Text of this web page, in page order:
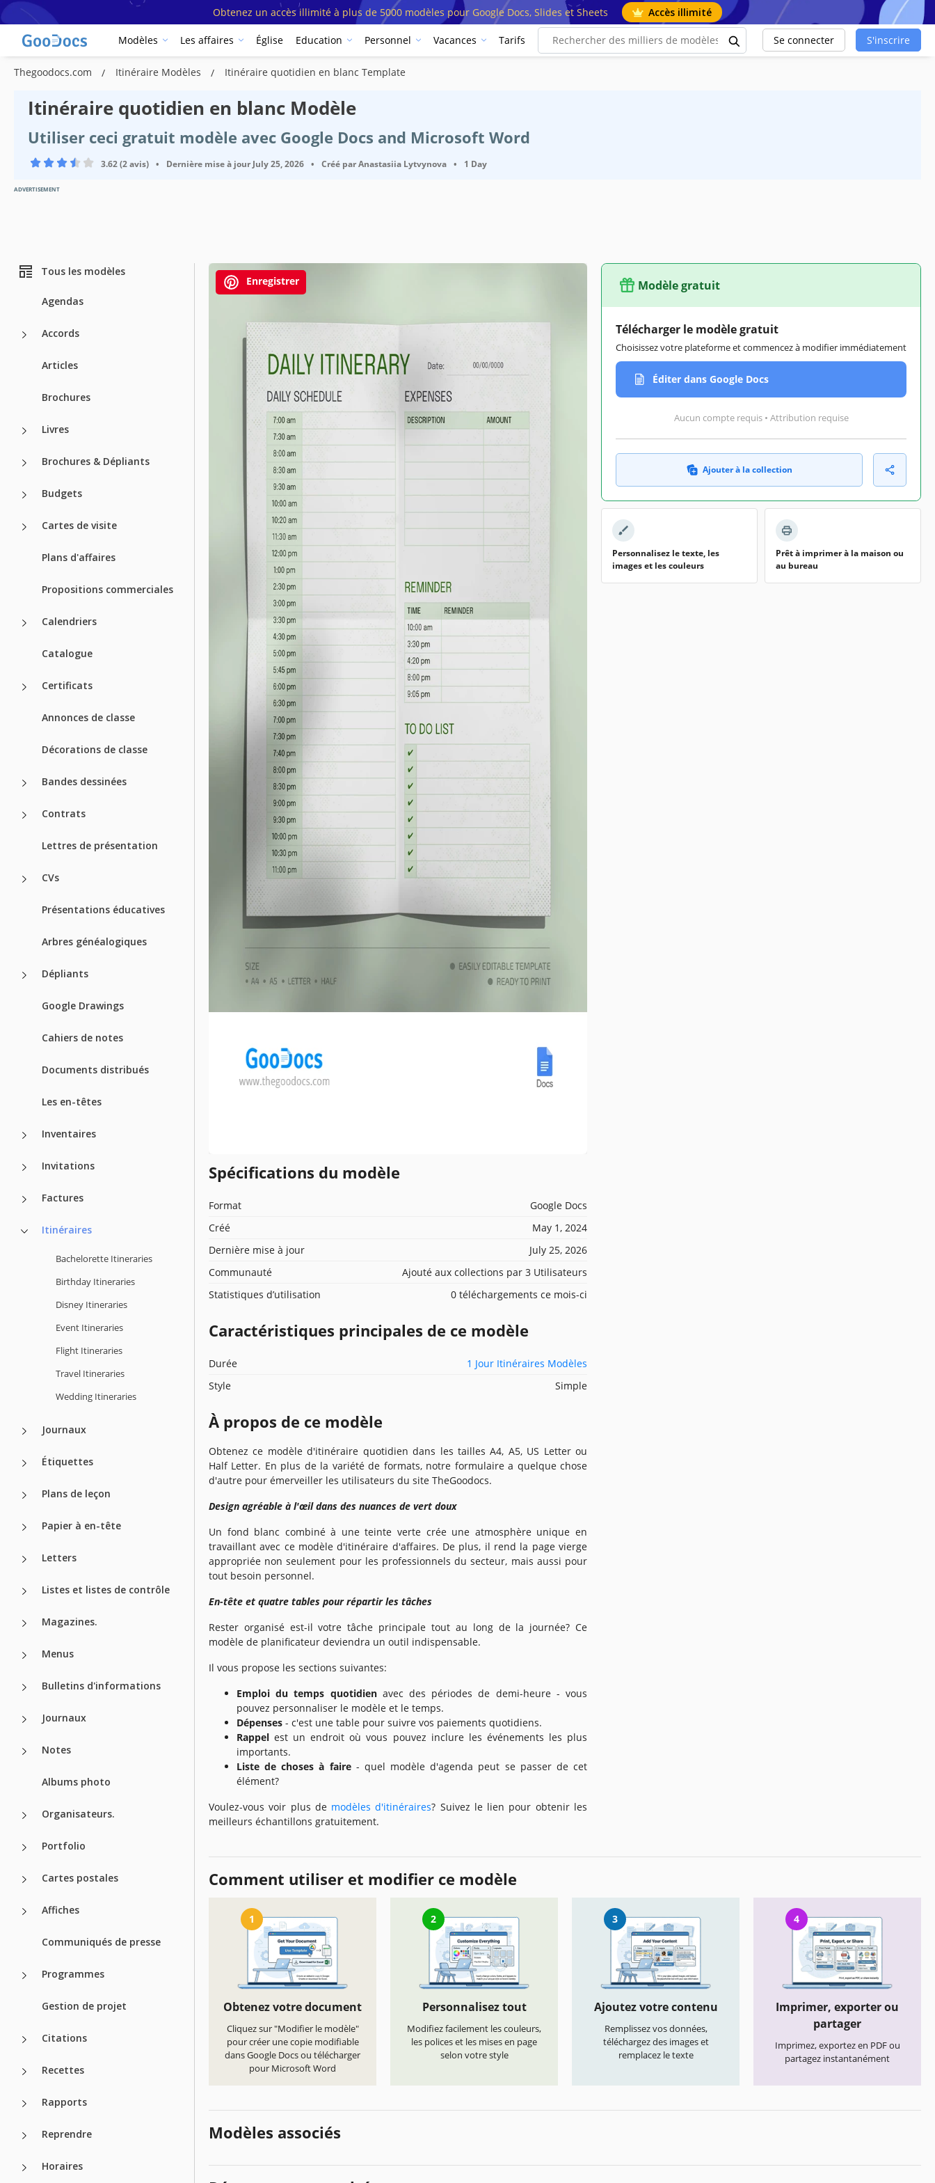
Obtenez un accès illimité à plus de 5000 modèles pour Google Docs, Slides et Sheets Accès illimité
Modèles Les affaires Église Education Personnel Vacances Tarifs Se connecter S'inscrire
Thegoodocs.com Itinéraire Modèles Itinéraire quotidien en blanc Template
Itinéraire quotidien en blanc Modèle
Utiliser ceci gratuit modèle avec Google Docs and Microsoft Word
3.62 (2 avis) • Dernière mise à jour July 25, 2026 • Créé parAnastasiia Lytvynova • 1 Day
ADVERTISEMENT
Tous les modèles
Agendas
Accords
Articles
Brochures
Livres
Brochures & Dépliants
Budgets
Cartes de visite
Plans d'affaires
Propositions commerciales
Calendriers
Catalogue
Certificats
Annonces de classe
Décorations de classe
Bandes dessinées
Contrats
Lettres de présentation
CVs
Présentations éducatives
Arbres généalogiques
Dépliants
Google Drawings
Cahiers de notes
Documents distribués
Les en-têtes
Inventaires
Invitations
Factures
Itinéraires
Bachelorette Itineraries
Birthday Itineraries
Disney Itineraries
Event Itineraries
Flight Itineraries
Travel Itineraries
Wedding Itineraries
Journaux
Étiquettes
Plans de leçon
Papier à en-tête
Letters
Listes et listes de contrôle
Magazines.
Menus
Bulletins d'informations
Journaux
Notes
Albums photo
Organisateurs.
Portfolio
Cartes postales
Affiches
Communiqués de presse
Programmes
Gestion de projet
Citations
Recettes
Rapports
Reprendre
Horaires
Enregistrer
Spécifications du modèle
Format
Google Docs
Créé
May 1, 2024
Dernière mise à jour
July 25, 2026
Communauté
Ajouté aux collections par 3 Utilisateurs
Statistiques d’utilisation
0 téléchargements ce mois-ci
Caractéristiques principales de ce modèle
Durée
1 Jour Itinéraires Modèles
Style
Simple
À propos de ce modèle
Obtenez ce modèle d'itinéraire quotidien dans les tailles A4, A5, US Letter ou
Half Letter. En plus de la variété de formats, notre formulaire a quelque chose
d'autre pour émerveiller les utilisateurs du site TheGoodocs.
Design agréable à l'œil dans des nuances de vert doux
Un fond blanc combiné à une teinte verte crée une atmosphère unique en
travaillant avec ce modèle d'itinéraire d'affaires. De plus, il rend la page vierge
appropriée non seulement pour les professionnels du secteur, mais aussi pour
tout besoin personnel.
En-tête et quatre tables pour répartir les tâches
Rester organisé est-il votre tâche principale tout au long de la journée? Ce
modèle de planificateur deviendra un outil indispensable.
Il vous propose les sections suivantes:
Emploi du temps quotidienavec des périodes de demi-heure - vous
pouvez personnaliser le modèle et le temps.
Dépenses - c'est une table pour suivre vos paiements quotidiens.
Rappel est un endroit où vous pouvez inclure les événements les plus
importants.
Liste de choses à faire- quel modèle d'agenda peut se passer de cet
élément?
Voulez-vous voir plus de modèles d'itinéraires? Suivez le lien pour obtenir les
meilleurs échantillons gratuitement.
Modèle gratuit
Télécharger le modèle gratuit
Choisissez votre plateforme et commencez à modifier immédiatement
Éditer dans Google Docs
Aucun compte requis • Attribution requise
Ajouter à la collection
Personnalisez le texte, les
images et les couleurs
Prêt à imprimer à la maison ou
au bureau
Comment utiliser et modifier ce modèle
1
Obtenez votre document
Cliquez sur "Modifier le modèle"
pour créer une copie modifiable
dans Google Docs ou télécharger
pour Microsoft Word
2
Personnalisez tout
Modifiez facilement les couleurs,
les polices et les mises en page
selon votre style
3
Ajoutez votre contenu
Remplissez vos données,
téléchargez des images et
remplacez le texte
4
Imprimer, exporter ou
partager
Imprimez, exportez en PDF ou
partagez instantanément
Modèles associés